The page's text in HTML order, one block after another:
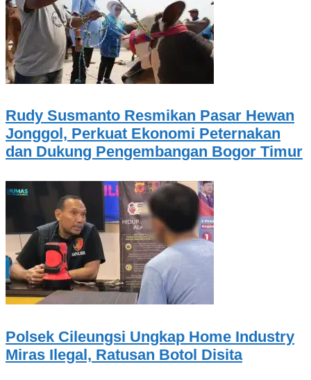
Rudy Susmanto Resmikan Pasar Hewan
Jonggol, Perkuat Ekonomi Peternakan
dan Dukung Pengembangan Bogor Timur
Polsek Cileungsi Ungkap Home Industry
Miras Ilegal, Ratusan Botol Disita